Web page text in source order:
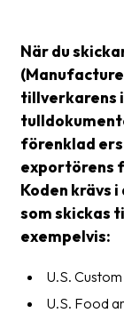
När du
tillverkarens
förenklad
exportörens
Koden krävs
som skickas
exempelvis:
U.S.
U.S. Food